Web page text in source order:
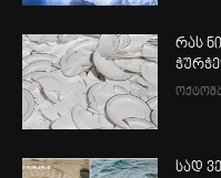
რას
სად